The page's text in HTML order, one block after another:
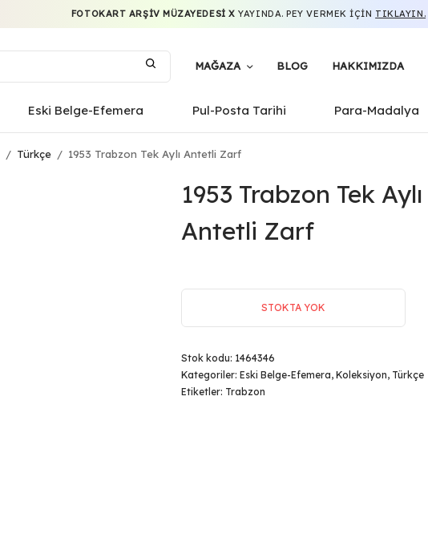
FOTOKART ARŞIV MÜZAYEDESI X YAYINDA. PEY VERMEK IÇIN TIKLAYIN.
MAĞAZA BLOG HAKKIMIZDA
Eski Belge-Efemera Pul-Posta Tarihi Para-Madalya
/ Türkçe / 1953 Trabzon Tek Aylı Antetli Zarf
1953 Trabzon Tek Aylı
Antetli Zarf
STOKTA YOK
Stok kodu: 1464346
Kategoriler: Eski Belge-Efemera, Koleksiyon, Türkçe
Etiketler: Trabzon